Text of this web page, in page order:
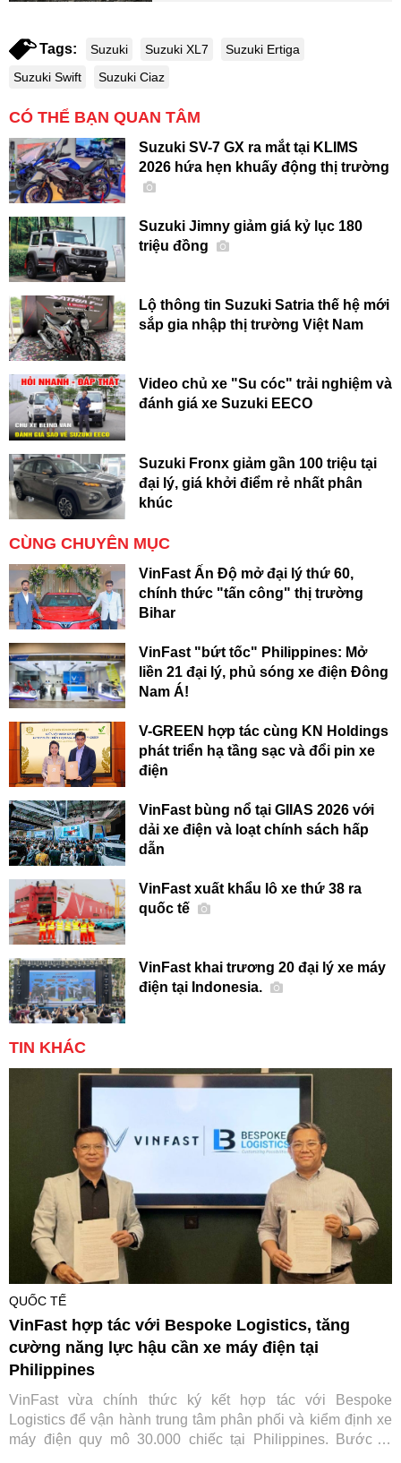
Tags: Suzuki Suzuki XL7
Suzuki Ertiga
Suzuki Swift
Suzuki Ciaz
CÓ THỂ BẠN QUAN TÂM
Suzuki SV-7 GX ra mắt tại KLIMS
2026 hứa hẹn khuấy động thị trường
Suzuki Jimny giảm giá kỷ lục 180
triệu đồng
Lộ thông tin Suzuki Satria thế hệ mới
sắp gia nhập thị trường Việt Nam
Video chủ xe "Su cóc" trải nghiệm và
đánh giá xe Suzuki EECO
Suzuki Fronx giảm gần 100 triệu tại
đại lý, giá khởi điểm rẻ nhất phân
khúc
CÙNG CHUYÊN MỤC
VinFast Ấn Độ mở đại lý thứ 60,
chính thức "tấn công" thị trường
Bihar
VinFast "bứt tốc" Philippines: Mở
liền 21 đại lý, phủ sóng xe điện Đông
Nam Á!
V-GREEN hợp tác cùng KN Holdings
phát triển hạ tầng sạc và đổi pin xe
điện
VinFast bùng nổ tại GIIAS 2026 với
dải xe điện và loạt chính sách hấp
dẫn
VinFast xuất khẩu lô xe thứ 38 ra
quốc tế
VinFast khai trương 20 đại lý xe máy
điện tại Indonesia.
TIN KHÁC
QUỐC TẾ
VinFast hợp tác với Bespoke Logistics, tăng
cường năng lực hậu cần xe máy điện tại
Philippines
VinFast vừa chính thức ký kết hợp tác với Bespoke
Logistics để vận hành trung tâm phân phối và kiểm định xe
máy điện quy mô 30.000 chiếc tại Philippines. Bước đi